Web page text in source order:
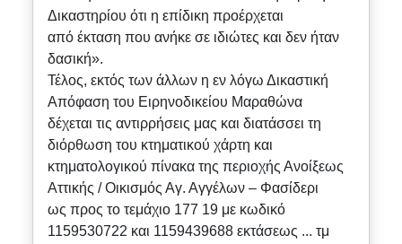
Δικαστηρίου ότι η επίδικη προέρχεται
από έκταση που ανήκε σε ιδιώτες και δεν ήταν
δασική».
Τέλος, εκτός των άλλων η εν λόγω Δικαστική
Απόφαση του Ειρηνοδικείου Μαραθώνα
δέχεται τις αντιρρήσεις μας και διατάσσει τη
διόρθωση του κτηματικού χάρτη και
κτηματολογικού πίνακα της περιοχής Ανοίξεως
Αττικής / Οικισμός Αγ. Αγγέλων – Φασίδερι
ως προς το τεμάχιο 177 19 με κωδικό
1159530722 και 1159439688 εκτάσεως ... τμ